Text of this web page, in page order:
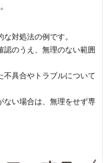
対処法の例です。
のうえ、無理のない範囲
不具合やトラブルについて
ない場合は、無理をせず専